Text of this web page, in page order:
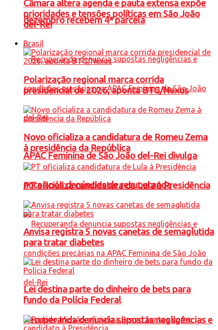
dezembro recebem 4ª parcela
APAC Feminina de São João del-Rei divulga
nota após denúncias de recuperanda
Recuperanda denuncia supostas negligências e
Câmara altera agenda e pauta extensa expõe
prioridades e tensões políticas em São João
del-Rei
Brasil
Polarização regional marca corrida
presidencial de 2026, aponta BTG/Nexus
Novo oficializa a candidatura de Romeu Zema
à presidência da República
PT oficializa candidatura de Lula à Presidência
Anvisa registra 5 novas canetas de semaglutida
para tratar diabetes
Lei destina parte do dinheiro de bets para
fundo da Polícia Federal